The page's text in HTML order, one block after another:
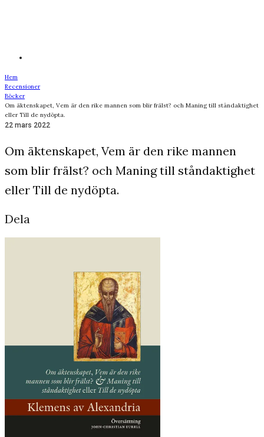
Hem
Recensioner
Böcker
Om äktenskapet, Vem är den rike mannen som blir frälst? och Maning till ståndaktighet
eller Till de nydöpta.
22 mars 2022
Om äktenskapet, Vem är den rike mannen
som blir frälst? och Maning till ståndaktighet
eller Till de nydöpta.
Dela